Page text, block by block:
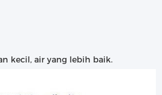
kecil, air yang lebih baik.